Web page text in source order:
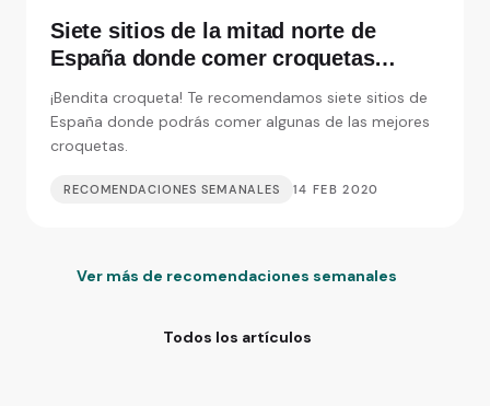
Siete sitios de la mitad norte de
España donde comer croquetas
¡Bendita croqueta! Te recomendamos siete sitios de
España donde podrás comer algunas de las mejores
croquetas.
RECOMENDACIONES SEMANALES 14 FEB 2020
Ver más de recomendaciones semanales
Todos los artículos